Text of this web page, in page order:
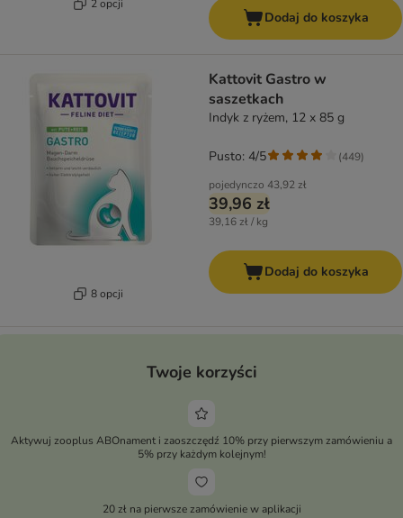
2 opcji
Dodaj do koszyka
8 opcji
Kattovit Gastro w
saszetkach
Indyk z ryżem, 12 x 85 g
pojedynczo 43,92 zł
39,96 zł
39,16 zł / kg
Pusto: 4/5 (449)
Dodaj do koszyka
Twoje korzyści
Aktywuj zooplus ABOnament i zaoszczędź 10% przy pierwszym zamówieniu a
5% przy każdym kolejnym!
20 zł na pierwsze zamówienie w aplikacji